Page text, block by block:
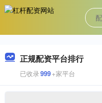
正规配资平台排行
已收录999+家平台